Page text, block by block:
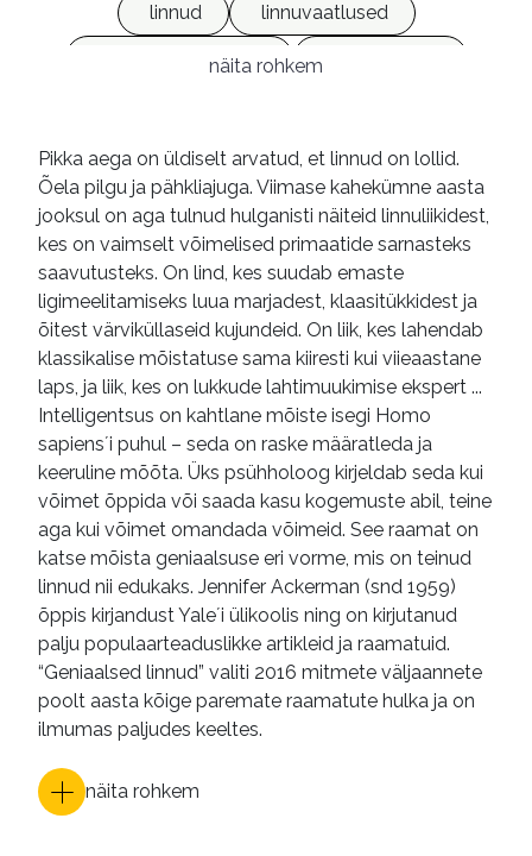
linnud
linnuvaatlused
loomade käituminenäita rohkem
Pikka aega on üldiselt arvatud, et linnud on lollid.
Õela pilgu ja pähkliajuga. Viimase kahekümne aasta
jooksul on aga tulnud hulganisti näiteid linnuliikidest,
kes on vaimselt võimelised primaatide sarnasteks
saavutusteks. On lind, kes suudab emaste
ligimeelitamiseks luua marjadest, klaasitükkidest ja
õitest värviküllaseid kujundeid. On liik, kes lahendab
klassikalise mõistatuse sama kiiresti kui viieaastane
laps, ja liik, kes on lukkude lahtimuukimise ekspert ...
Intelligentsus on kahtlane mõiste isegi Homo
sapiens´i puhul – seda on raske määratleda ja
keeruline mõõta. Üks psühholoog kirjeldab seda kui
võimet õppida või saada kasu kogemuste abil, teine
aga kui võimet omandada võimeid. See raamat on
katse mõista geniaalsuse eri vorme, mis on teinud
linnud nii edukaks. Jennifer Ackerman (snd 1959)
õppis kirjandust Yale´i ülikoolis ning on kirjutanud
palju populaarteaduslikke artikleid ja raamatuid.
“Geniaalsed linnud” valiti 2016 mitmete väljaannete
poolt aasta kõige paremate raamatute hulka ja on
ilmumas paljudes keeltes.
näita rohkem